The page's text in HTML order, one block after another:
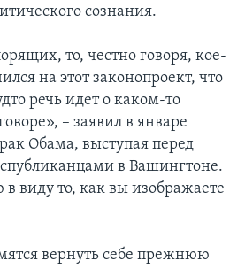
сознания.
то, честно говоря, кое-
на этот законопроект, что
речь идет о каком-то
– заявил в январе
Обама, выступая перед
в Вашингтоне.
виду то, как вы изображаете
вернуть себе прежнюю